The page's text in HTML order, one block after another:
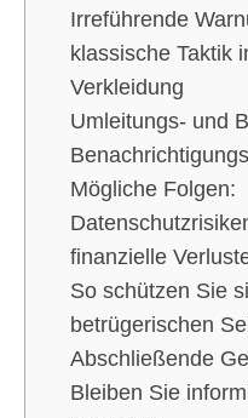
Irreführende
klassische Taktik
Verkleidung
Umleitungs- und
Mögliche Folgen:
finanzielle
So schützen Sie
betrügerischen
Abschließende
Bleiben Sie